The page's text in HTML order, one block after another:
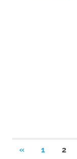
投
«前
1 2